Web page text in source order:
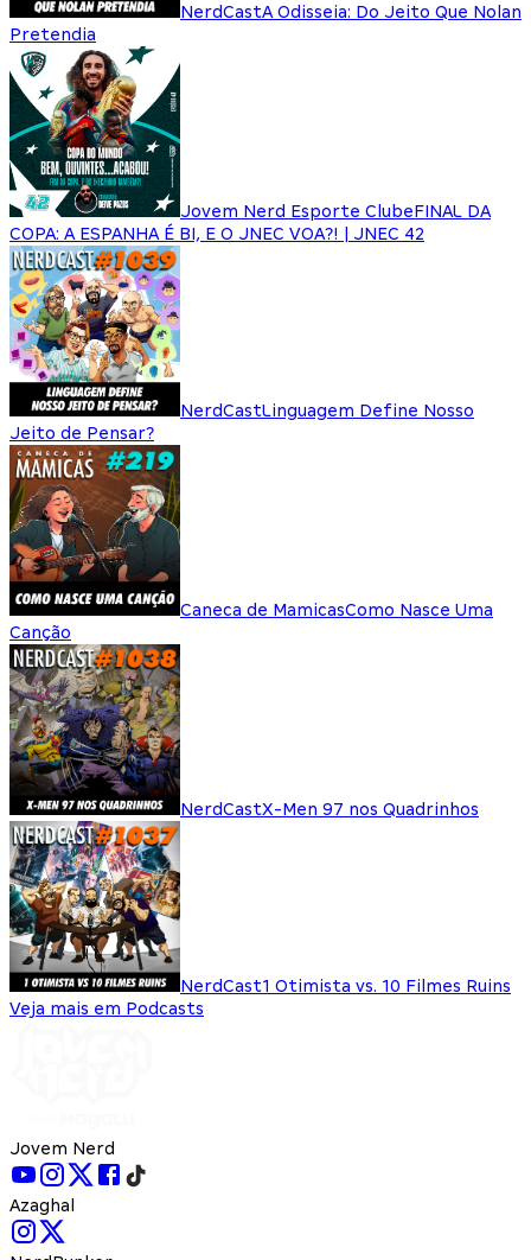
NerdCastA Odisseia: Do Jeito Que Nolan
Pretendia
Jovem Nerd Esporte ClubeFINAL DA
COPA: A ESPANHA É BI, E O JNEC VOA?! | JNEC 42
NerdCastLinguagem Define Nosso
Jeito de Pensar?
Caneca de MamicasComo Nasce Uma
Canção
NerdCastX-Men 97 nos Quadrinhos
NerdCast1 Otimista vs. 10 Filmes Ruins
Veja mais em Podcasts
Jovem Nerd
Azaghal